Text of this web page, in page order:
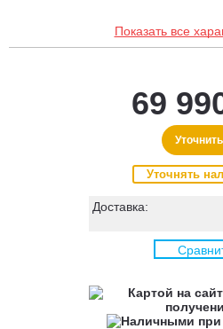
Показать все
69
Уточнить
Уточнять
Доставка: